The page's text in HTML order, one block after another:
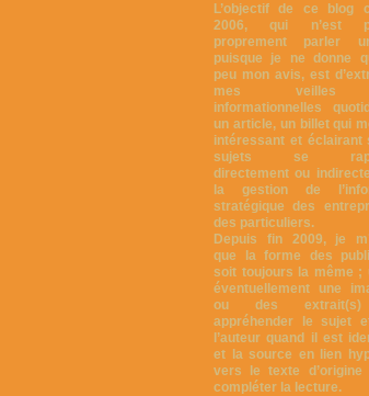
L’objectif de ce blog
2006, qui n’est
proprement parler
puisque je ne donne
peu mon avis, est
mes veilles
informationnelles
un article, un billet qui
intéressant et éclairant
sujets se
directement ou
la gestion de
stratégique des
des particuliers.
Depuis fin 2009, je
que la forme des
soit toujours la même ;
éventuellement une
ou des
appréhender le sujet
l’auteur quand il est
et la source en lien
vers le texte d’origine
compléter la lecture.